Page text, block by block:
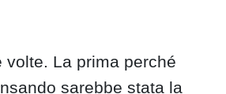
volte. La prima perché
sarebbe stata la